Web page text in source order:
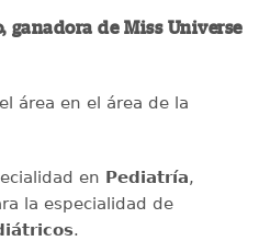
ganadora de Miss Universe
área en el área de la
en Pediatría,
la especialidad de
.